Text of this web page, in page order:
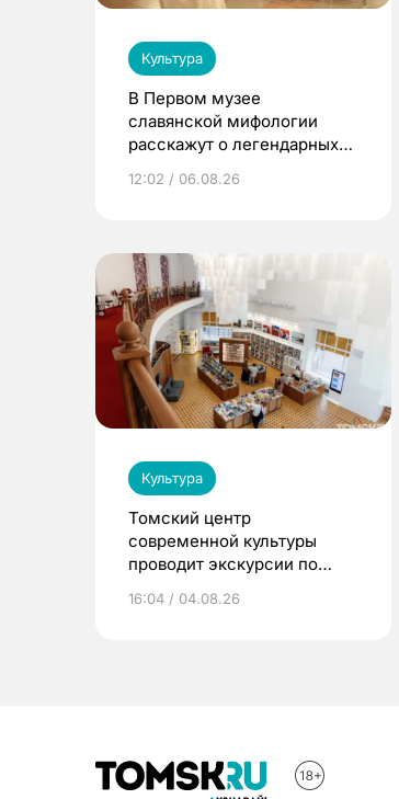
Культура
В Первом музее
славянской мифологии
расскажут о легендарных
12:02 / 06.08.26
Культура
Томский центр
современной культуры
проводит экскурсии по
16:04 / 04.08.26